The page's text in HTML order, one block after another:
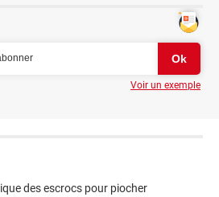
Voir un exemple
des escrocs pour piocher